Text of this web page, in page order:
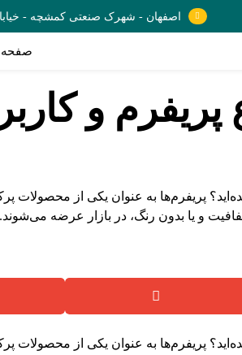
اصفهان - شهرک صنعتی کمشچه - خیابان
صفحه
پریفرم و
پریفرم‌ها به عنوان یکی از محصولات
و یا بدون رنگ، در بازار عرضه می‌شوند.
پریفرم‌ها به عنوان یکی از محصولات